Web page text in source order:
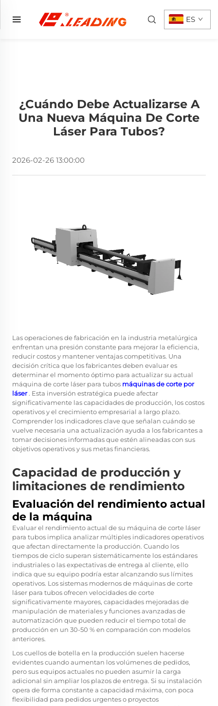
ES
¿Cuándo Debe Actualizarse A
Una Nueva Máquina De Corte
Láser Para Tubos?
2026-02-26 13:00:00
Las operaciones de fabricación en la industria metalúrgica
enfrentan una presión constante para mejorar la eficiencia,
reducir costos y mantener ventajas competitivas. Una
decisión crítica que los fabricantes deben evaluar es
determinar el momento óptimo para actualizar su actual
máquina de corte láser para tubos máquinas de corte por
láser. Esta inversión estratégica puede afectar
significativamente las capacidades de producción, los costos
operativos y el crecimiento empresarial a largo plazo.
Comprender los indicadores clave que señalan cuándo se
vuelve necesaria una actualización ayuda a los fabricantes a
tomar decisiones informadas que estén alineadas con sus
objetivos operativos y sus metas financieras.
Capacidad de producción y
limitaciones de rendimiento
Evaluación del rendimiento actual
de la máquina
Evaluar el rendimiento actual de su máquina de corte láser
para tubos implica analizar múltiples indicadores operativos
que afectan directamente la producción. Cuando los
tiempos de ciclo superan sistemáticamente los estándares
industriales o las expectativas de entrega al cliente, ello
indica que su equipo podría estar alcanzando sus límites
operativos. Los sistemas modernos de máquinas de corte
láser para tubos ofrecen velocidades de corte
significativamente mayores, capacidades mejoradas de
manipulación de materiales y funciones avanzadas de
automatización que pueden reducir el tiempo total de
producción en un 30-50 % en comparación con modelos
anteriores.
Los cuellos de botella en la producción suelen hacerse
evidentes cuando aumentan los volúmenes de pedidos,
pero sus equipos actuales no pueden asumir la carga
adicional sin ampliar los plazos de entrega. Si su instalación
opera de forma constante a capacidad máxima, con poca
flexibilidad para pedidos urgentes o proyectos